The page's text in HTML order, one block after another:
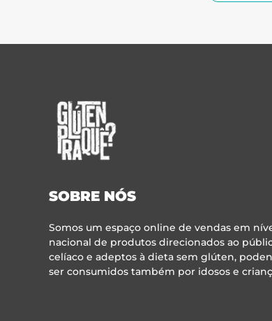
SOBRE NÓS
Somos um espaço online de vendas em
nacional de produtos direcionados ao
celíaco e adeptos à dieta sem glúten,
ser consumidos também por idosos e